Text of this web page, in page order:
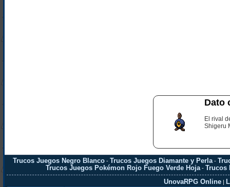
Dato
El rival
Shigeru
Trucos Juegos Negro Blanco -Trucos Juegos Diamante y Perla -
Trucos Juegos Pokémon Rojo Fuego Verde Hoja -Trucos
UnovaRPG Online |